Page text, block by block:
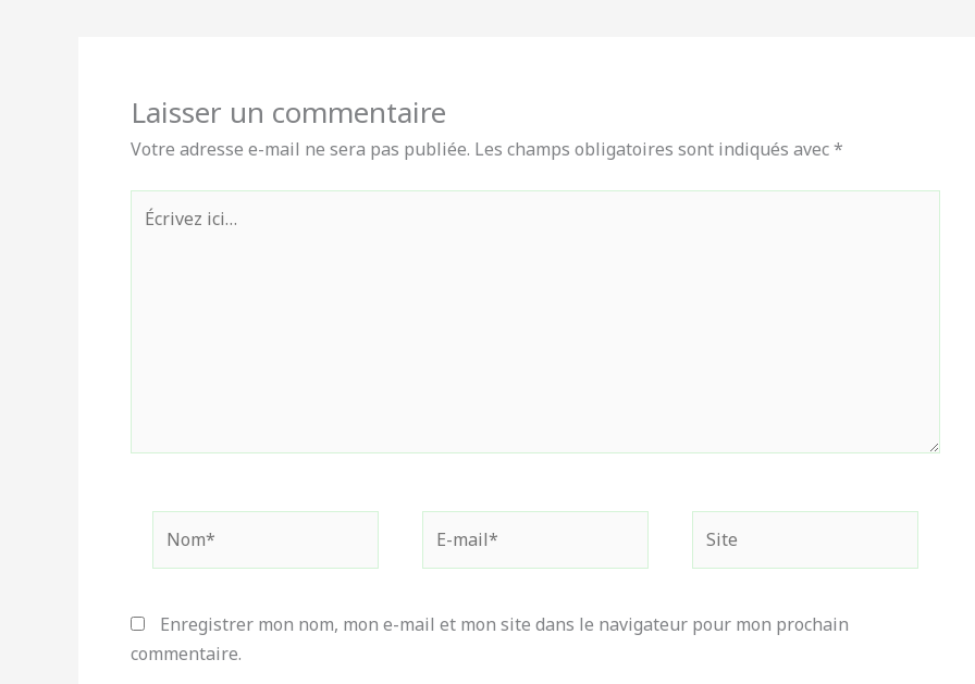
Laisser un commentaire
Votre adresse e-mail ne sera pas publiée. Les champs obligatoires sont indiqués avec*
Écrivez
ici…
mail*
Enregistrer mon nom, mon e-mail et mon site dans le navigateur pour mon prochain
commentaire.